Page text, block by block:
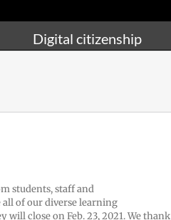
Digital citizenship
students, staff and
of our diverse learning
close on Feb. 23, 2021. We thank